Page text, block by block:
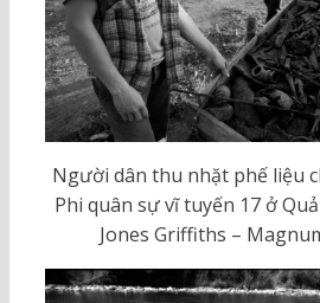
Người dân thu nhặt phế liệu
Phi quân sự vĩ tuyến 17 ở
Jones Griffiths –